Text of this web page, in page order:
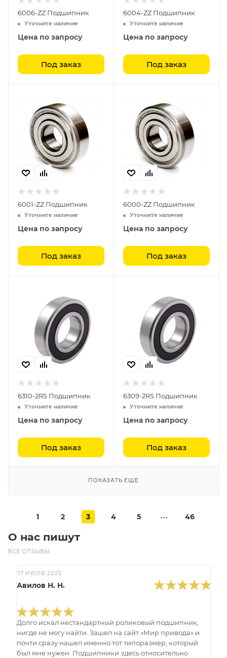
6006-ZZ Подшипник
Уточните наличие
Цена по запросу
Под заказ
6004-ZZ Подшипник
Уточните наличие
Цена по запросу
Под заказ
6001-ZZ Подшипник
Уточните наличие
Цена по запросу
Под заказ
6000-ZZ Подшипник
Уточните наличие
Цена по запросу
Под заказ
6310-2RS Подшипник
Уточните наличие
Цена по запросу
Под заказ
6309-2RS Подшипник
Уточните наличие
Цена по запросу
Под заказ
ПОКАЗАТЬ ЕЩЕ
1 2 3 4 5 46
О нас пишут
ВСЕ ОТЗЫВЫ
17 ИЮЛЯ 2025
Авилов Н. Н.
Долго искал нестандартный роликовый подшипник,
нигде не могу найти. Зашел на сайт «Мир привода» и
почти сразу нашел именно тот типоразмер, который
был мне нужен. Подшипники здесь относительно